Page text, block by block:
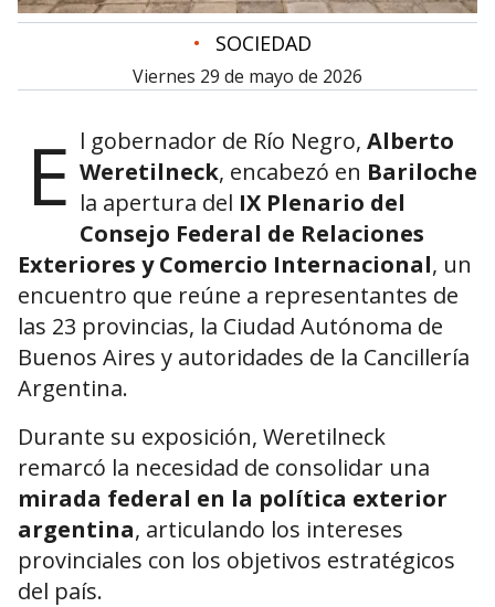
• SOCIEDAD
viernes 29 de mayo de 2026
E l gobernador de Río Negro, Alberto
Weretilneck, encabezó en Bariloche
la apertura del IX Plenario del
Consejo Federal de Relaciones
Exteriores y Comercio Internacional, un
encuentro que reúne a representantes de
las 23 provincias, la Ciudad Autónoma de
Buenos Aires y autoridades de la Cancillería
Argentina.
Durante su exposición, Weretilneck
remarcó la necesidad de consolidar una
mirada federal en la política exterior
argentina, articulando los intereses
provinciales con los objetivos estratégicos
del país.